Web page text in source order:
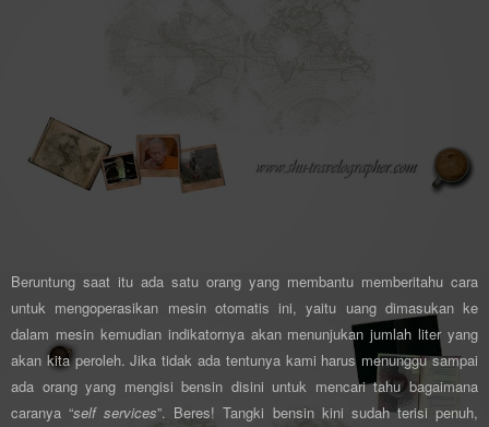
Beruntung saat itu ada satu orang yang membantu memberitahu cara
untuk mengoperasikan mesin otomatis ini, yaitu uang dimasukan ke
dalam mesin kemudian indikatornya akan menunjukan jumlah liter yang
akan kita peroleh. Jika tidak ada tentunya kami harus menunggu sampai
ada orang yang mengisi bensin disini untuk mencari tahu bagaimana
caranya “self services”. Beres! Tangki bensin kini sudah terisi penuh,